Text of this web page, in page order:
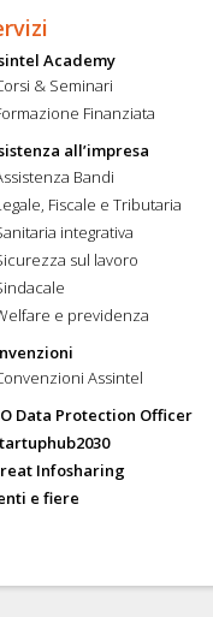
Academy
& Seminari
Finanziata
all’impresa
Bandi
Fiscale e Tributaria
integrativa
sul lavoro
e previdenza
Assintel
Data Protection Officer
Infosharing
e fiere